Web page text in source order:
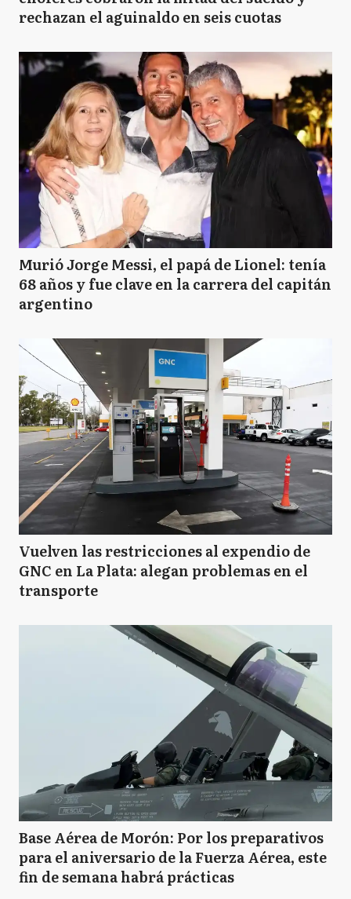
rechazan el aguinaldo en seis cuotas
Murió Jorge Messi, el papá de Lionel: tenía
68 años y fue clave en la carrera del capitán
argentino
Vuelven las restricciones al expendio de
GNC en La Plata: alegan problemas en el
transporte
Base Aérea de Morón: Por los preparativos
para el aniversario de la Fuerza Aérea, este
fin de semana habrá prácticas